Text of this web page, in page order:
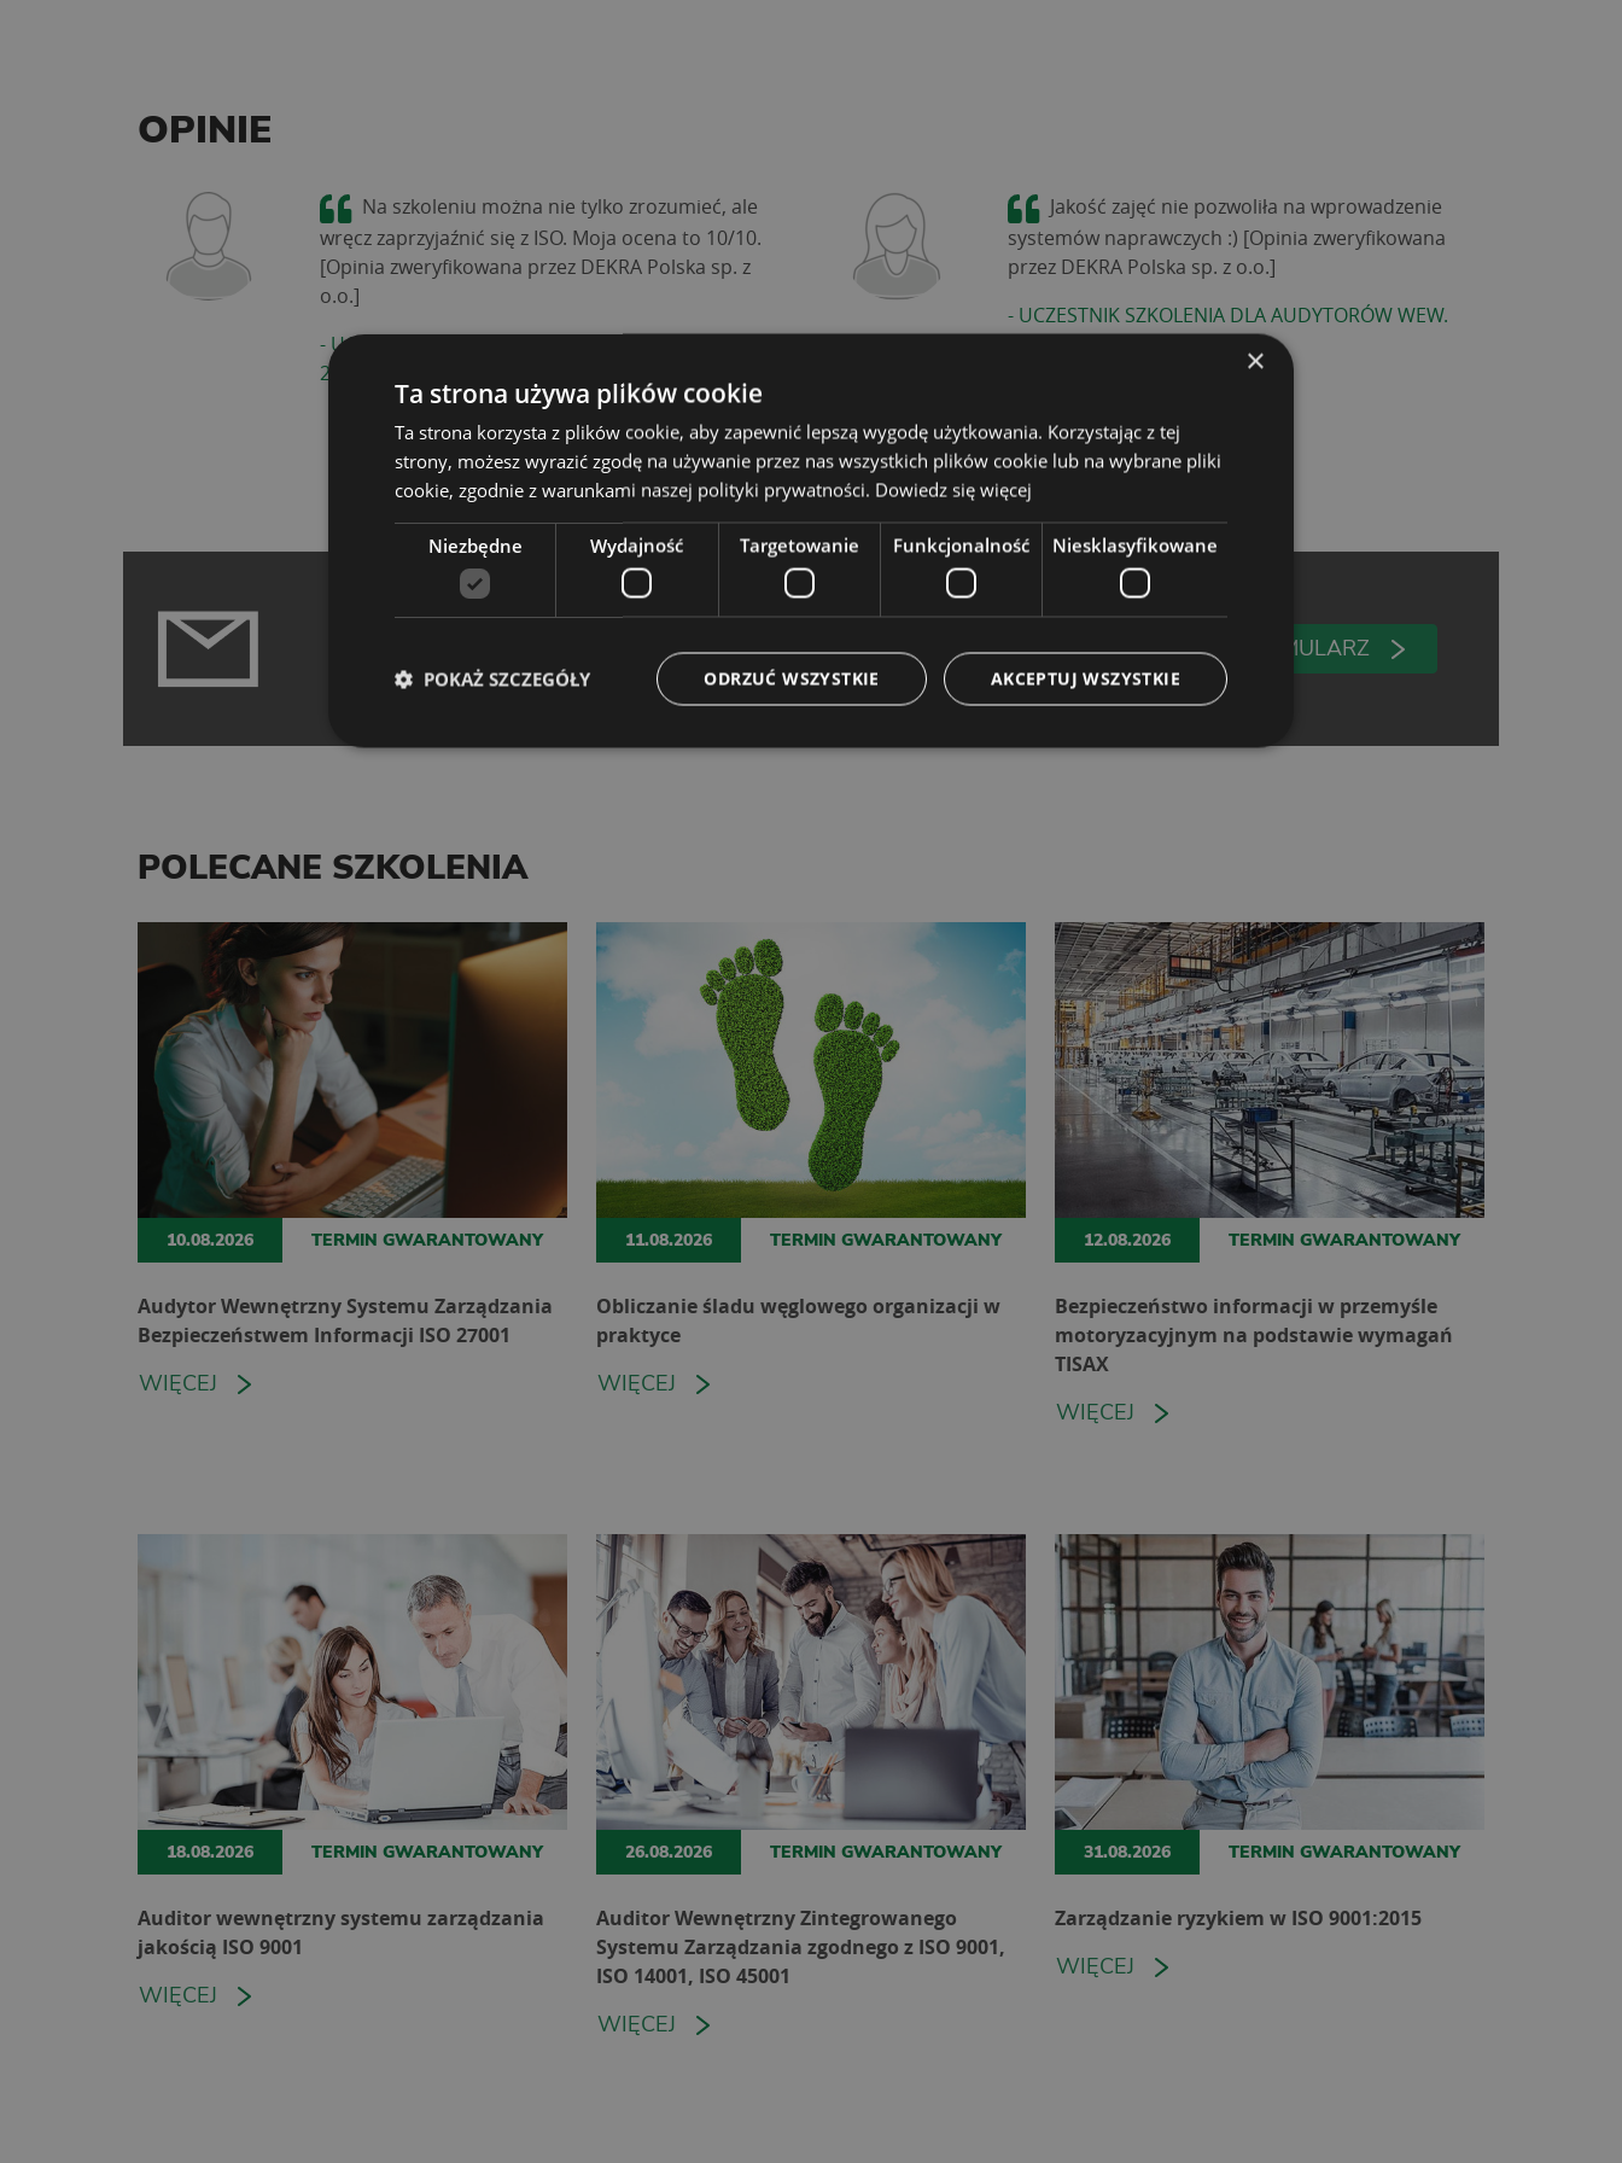
OPINIE
Na szkoleniu można nie tylko zrozumieć, ale
wręcz zaprzyjaźnić się z ISO. Moja ocena to 10/10.
[Opinia zweryfikowana przez DEKRA Polska sp. z
o.o.]
- UCZESTNIK SZKOLENIA "WYMAGANIA NORMY ISO
27001"
Jakość zajęć nie pozwoliła na wprowadzenie
systemów naprawczych :) [Opinia zweryfikowana
przez DEKRA Polska sp. z o.o.]
- UCZESTNIK SZKOLENIA DLA AUDYTORÓW WEW.
POTRZEB TWOJEJ FIRMY? SPRAWDŹ NASZĄ OFERTĘ.
WYPEŁNIJ FORMULARZ
POLECANE SZKOLENIA
10.08.2026 TERMIN GWARANTOWANY
Audytor Wewnętrzny Systemu Zarządzania
Bezpieczeństwem Informacji ISO 27001
WIĘCEJ
11.08.2026 TERMIN GWARANTOWANY
Obliczanie śladu węglowego organizacji w
praktyce
WIĘCEJ
12.08.2026 TERMIN GWARANTOWANY
Bezpieczeństwo informacji w przemyśle
motoryzacyjnym na podstawie wymagań
TISAX
WIĘCEJ
18.08.2026 TERMIN GWARANTOWANY
Auditor wewnętrzny systemu zarządzania
jakością ISO 9001
WIĘCEJ
26.08.2026 TERMIN GWARANTOWANY
Auditor Wewnętrzny Zintegrowanego
Systemu Zarządzania zgodnego z ISO 9001,
ISO 14001, ISO 45001
WIĘCEJ
31.08.2026 TERMIN GWARANTOWANY
Zarządzanie ryzykiem w ISO 9001:2015
WIĘCEJ
×
Ta strona używa plików cookie
Ta strona korzysta z plików cookie, aby zapewnić lepszą wygodę użytkowania. Korzystając z tej
strony, możesz wyrazić zgodę na używanie przez nas wszystkich plików cookie lub na wybrane pliki
cookie, zgodnie z warunkami naszej polityki prywatności. Dowiedz się więcej
Niezbędne Wydajność Targetowanie Funkcjonalność Niesklasyfikowane
AKCEPTUJ WSZYSTKIE
ODRZUĆ WSZYSTKIE
POKAŻ SZCZEGÓŁY